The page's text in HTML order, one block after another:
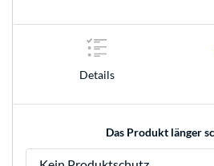
Details
Das Produkt länger